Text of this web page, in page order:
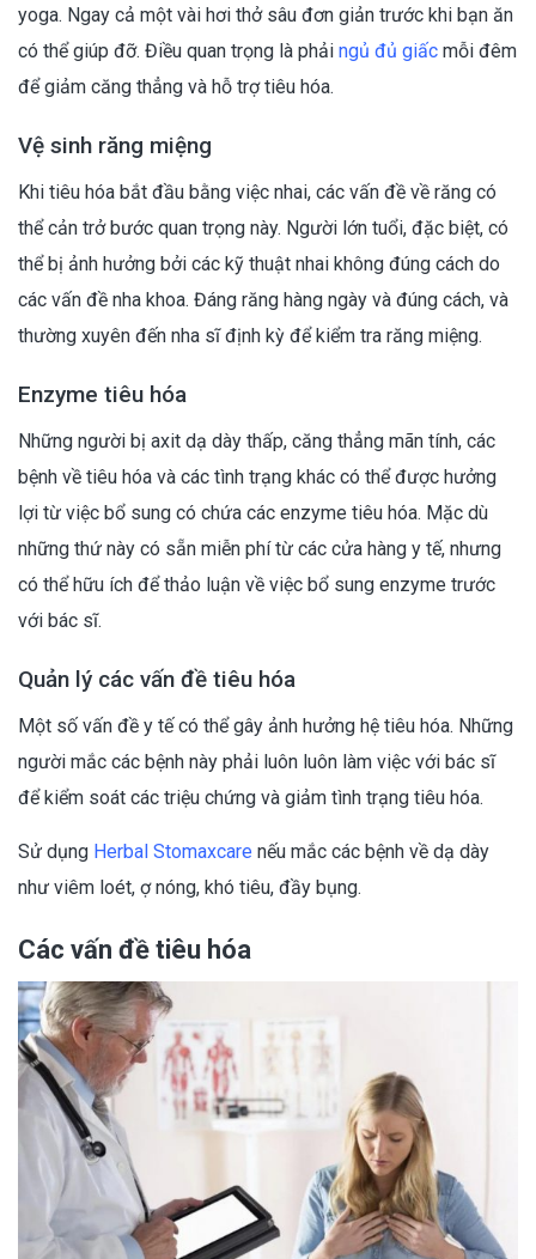
yoga. Ngay cả một vài hơi thở sâu đơn giản trước khi bạn ăn
có thể giúp đỡ. Điều quan trọng là phải ngủ đủ giấc mỗi đêm
để giảm căng thẳng và hỗ trợ tiêu hóa.
Vệ sinh răng miệng
Khi tiêu hóa bắt đầu bằng việc nhai, các vấn đề về răng có
thể cản trở bước quan trọng này. Người lớn tuổi, đặc biệt, có
thể bị ảnh hưởng bởi các kỹ thuật nhai không đúng cách do
các vấn đề nha khoa. Đáng răng hàng ngày và đúng cách, và
thường xuyên đến nha sĩ định kỳ để kiểm tra răng miệng.
Enzyme tiêu hóa
Những người bị axit dạ dày thấp, căng thẳng mãn tính, các
bệnh về tiêu hóa và các tình trạng khác có thể được hưởng
lợi từ việc bổ sung có chứa các enzyme tiêu hóa. Mặc dù
những thứ này có sẵn miễn phí từ các cửa hàng y tế, nhưng
có thể hữu ích để thảo luận về việc bổ sung enzyme trước
với bác sĩ.
Quản lý các vấn đề tiêu hóa
Một số vấn đề y tế có thể gây ảnh hưởng hệ tiêu hóa. Những
người mắc các bệnh này phải luôn luôn làm việc với bác sĩ
để kiểm soát các triệu chứng và giảm tình trạng tiêu hóa.
Sử dụng Herbal Stomaxcare nếu mắc các bệnh về dạ dày
như viêm loét, ợ nóng, khó tiêu, đầy bụng.
Các vấn đề tiêu hóa